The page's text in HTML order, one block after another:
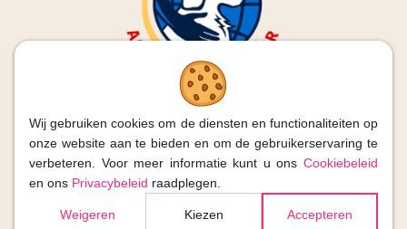
Wij gebruiken cookies om de diensten en functionaliteiten op
onze website aan te bieden en om de gebruikerservaring te
verbeteren. Voor meer informatie kunt u ons Cookiebeleid
en ons Privacybeleid raadplegen.
Weigeren Kiezen Accepteren
2026| Os-mose, Alle rechten voorbehouden
BTW: BE 0831.448.366
Aangedreven
Website gerealiseerd door Web Solution Way